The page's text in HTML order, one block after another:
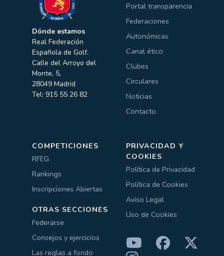
Dónde estamos
Real Federación
Española de Golf.
Calle del Arroyo del
Monte, 5,
28049 Madrid
Tel: 915 55 26 82
Portal transparencia
Federaciones
Autonómicas
Canal ético
Clubes
Circulares
Noticias
Contacto
COMPETICIONES
RFEG
Rankings
Inscripciones Abiertas
OTRAS SECCIONES
Federarse
Consejos y ejercicios
Las reglas a fondo
PRIVACIDAD Y
COOKIES
Política de Privacidad
Política de Cookies
Aviso Legal
Uso de Cookies